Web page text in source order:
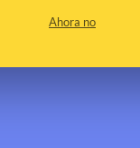
Ahora no